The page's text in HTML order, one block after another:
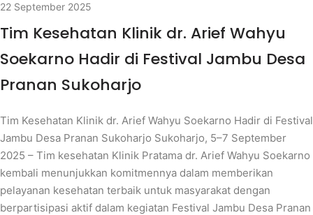
22 September 2025
Tim Kesehatan Klinik dr. Arief Wahyu
Soekarno Hadir di Festival Jambu Desa
Pranan Sukoharjo
Tim Kesehatan Klinik dr. Arief Wahyu Soekarno Hadir di Festival
Jambu Desa Pranan Sukoharjo Sukoharjo, 5–7 September
2025 – Tim kesehatan Klinik Pratama dr. Arief Wahyu Soekarno
kembali menunjukkan komitmennya dalam memberikan
pelayanan kesehatan terbaik untuk masyarakat dengan
berpartisipasi aktif dalam kegiatan Festival Jambu Desa Pranan